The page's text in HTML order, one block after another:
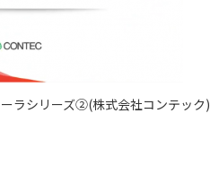
ラシリーズ②(株式会社コンテック)